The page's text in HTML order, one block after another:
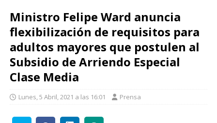
Ministro Felipe Ward anuncia
flexibilización de requisitos para
adultos mayores que postulen al
Subsidio de Arriendo Especial
Clase Media
Lunes, 5 Abril, 2021 a las 16:01 Prensa